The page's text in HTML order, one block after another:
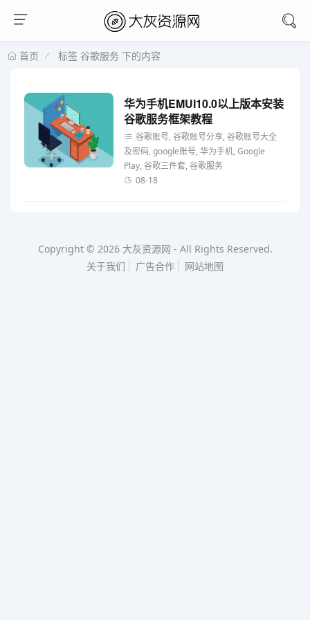
首页 标签 谷歌服务 下的内容
华为手机EMUI10.0以上版本安装
谷歌服务框架教程
谷歌账号, 谷歌账号分享, 谷歌账号大全
及密码, google账号, 华为手机, Google
Play, 谷歌三件套, 谷歌服务
08-18
Copyright © 2026 大灰资源网 - All Rights Reserved.
关于我们
广告合作 网站地图